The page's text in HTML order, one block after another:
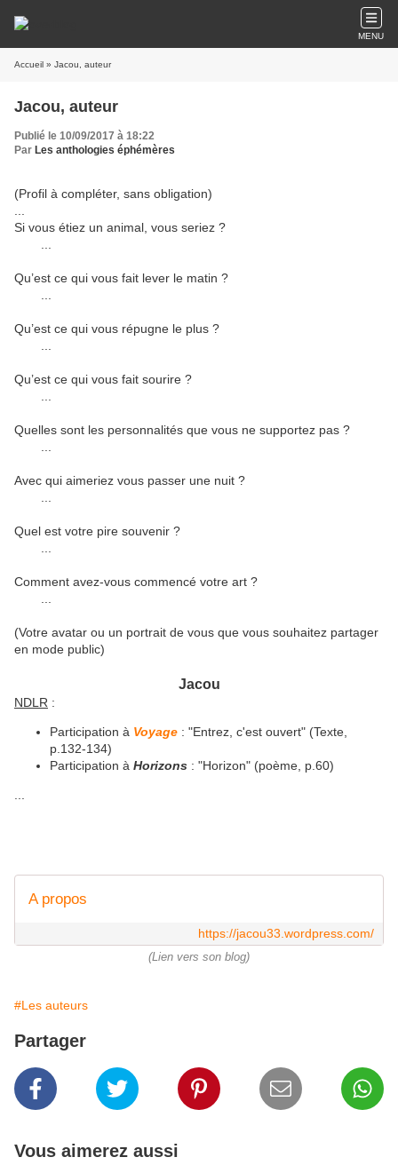
MENU
Accueil » Jacou, auteur
Jacou, auteur
Publié le 10/09/2017 à 18:22
Par Les anthologies éphémères
(Profil à compléter, sans obligation)
Si vous étiez un animal, vous seriez ?
Qu’est ce qui vous fait lever le matin ?
Qu’est ce qui vous répugne le plus ?
Qu’est ce qui vous fait sourire ?
Quelles sont les personnalités que vous ne supportez pas ?
Avec qui aimeriez vous passer une nuit ?
Quel est votre pire souvenir ?
Comment avez-vous commencé votre art ?
(Votre avatar ou un portrait de vous que vous souhaitez partager
en mode public)
Jacou
NDLR :
Participation à Voyage : "Entrez, c'est ouvert" (Texte,
p.132-134)
Participation à Horizons : "Horizon" (poème, p.60)
A propos
https://jacou33.wordpress.com/
(Lien vers son blog)
#Les auteurs
Partager
Vous aimerez aussi